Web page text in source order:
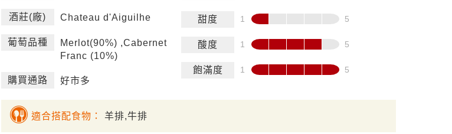
酒莊(廠) Chateau d'Aiguilhe
葡萄品種
Merlot(90%) ,Cabernet
Franc (10%)
購買通路 好市多
甜度
酸度
飽滿度
適合搭配食物： 羊排,牛排